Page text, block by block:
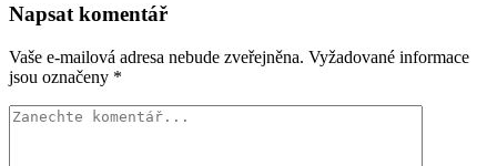
Napsat komentář
Vaše e-mailová adresa nebude zveřejněna. Vyžadované informace
jsou označeny *